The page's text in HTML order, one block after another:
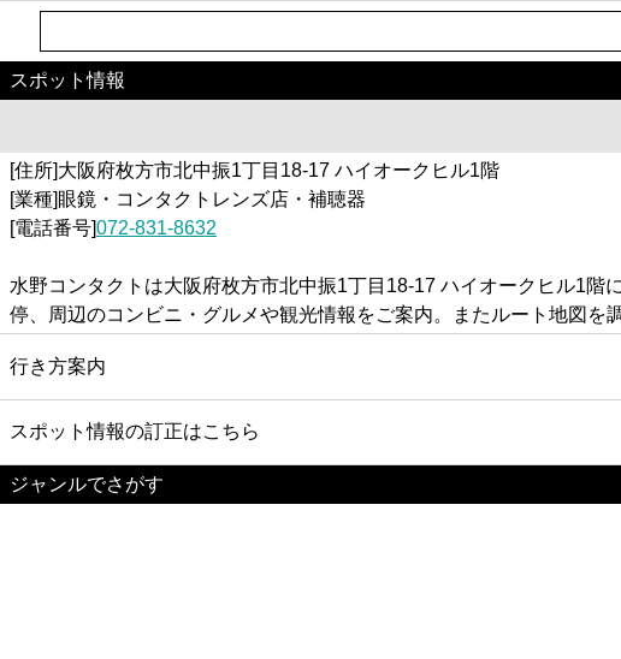
スポット情報
[住所]大阪府枚方市北中振1丁目18-17 ハイオークヒル1階
[業種]眼鏡・コンタクトレンズ店・補聴器
[電話番号]072-831-8632
水野コンタクトは大阪府枚方市北中振1丁目18-17 ハイオークヒル1
停、周辺のコンビニ・グルメや観光情報をご案内。またルート地図を
行き方案内
スポット情報の訂正はこちら
ジャンルでさがす